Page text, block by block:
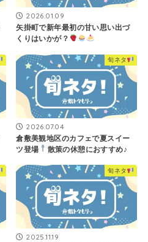
2026.01.09
矢掛町で新年最初の甘い思い出づ
くりはいかが？
旬ネタ
2026.07.04
倉敷美観地区のカフェで夏スイー
ツ登場
散策の休憩におすすめ♪
旬ネタ
2025.11.19